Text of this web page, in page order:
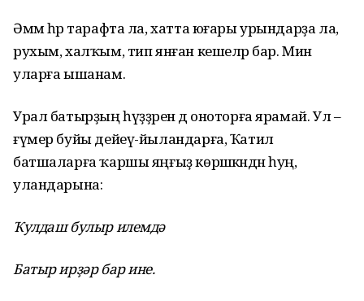
Әммә һәр тарафта ла, хатта юғары урындарҙа ла,
рухым, халҡым, тип янған кешеләр бар. Мин
уларға ышанам.
Урал батырҙың һүҙҙәрен дә оноторға ярамай. Ул –
ғүмер буйы дейеү-йыландарға, Ҡатил
батшаларға ҡаршы яңғыҙ көрәшкәндән һуң,
уландарына:
Ҡулдаш булыр илемдә
Батыр ирҙәр бар ине.